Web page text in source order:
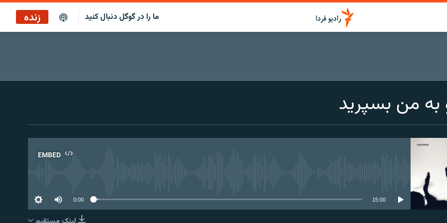
ما را در گوگل دنبال کنید زنده
به من بسپرید
EMBED
0:00 15:00